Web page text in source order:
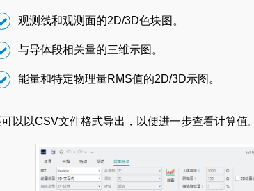
观测线和观测面的2D/3D色块图。
与导体段相关量的三维示图。
能量和特定物理量RMS值的2D/3D示图。
以以CSV文件格式导出，以便进一步查看计算值。